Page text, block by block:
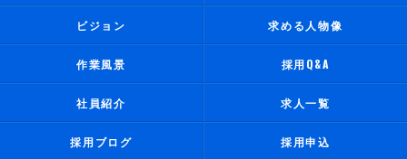
ビジョン 求める人物像
作業風景 採用Q&A
社員紹介 求人一覧
採用ブログ 採用申込